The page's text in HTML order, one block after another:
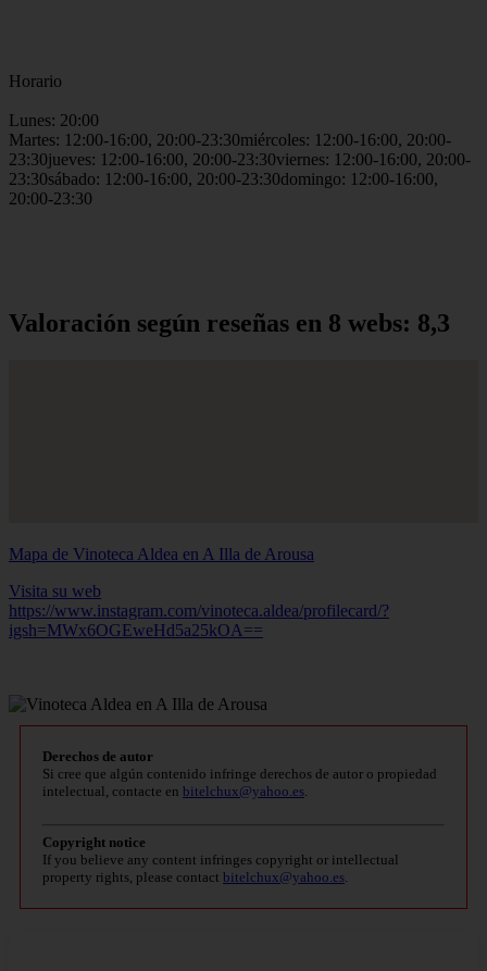
Horario
Lunes: 20:00
Martes: 12:00-16:00, 20:00-23:30miércoles: 12:00-16:00, 20:00-
23:30jueves: 12:00-16:00, 20:00-23:30viernes: 12:00-16:00, 20:00-
23:30sábado: 12:00-16:00, 20:00-23:30domingo: 12:00-16:00,
20:00-23:30
Valoración según reseñas en 8 webs: 8,3
Mapa de Vinoteca Aldea en A Illa de Arousa
Visita su web
https://www.instagram.com/vinoteca.aldea/profilecard/?
igsh=MWx6OGEweHd5a25kOA==
Derechos de autor
Si cree que algún contenido infringe derechos de autor o propiedad
intelectual, contacte en bitelchux@yahoo.es
Copyright notice
If you believe any content infringes copyright or intellectual
property rights, please contact bitelchux@yahoo.es